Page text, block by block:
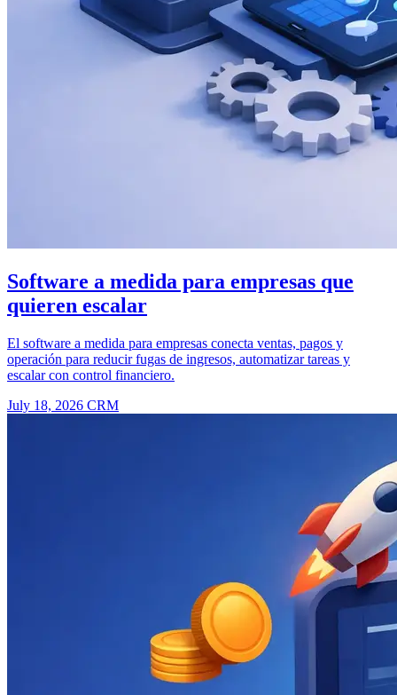
Software a medida para empresas que
quieren escalar
El software a medida para empresas conecta ventas, pagos y
operación para reducir fugas de ingresos, automatizar tareas y
escalar con control financiero.
July 18, 2026 CRM